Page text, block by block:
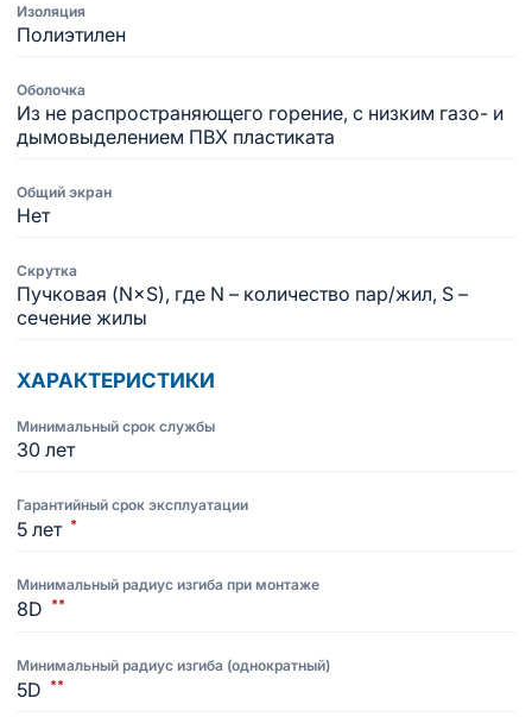
Изоляция
Полиэтилен
Оболочка
Из не распространяющего горение, с низким газо- и
дымовыделением ПВХ пластиката
Общий экран
Нет
Скрутка
Пучковая (N×S), где N – количество пар/жил, S –
сечение жилы
ХАРАКТЕРИСТИКИ
Минимальный срок службы
30 лет
Гарантийный срок эксплуатации
5 лет *
Минимальный радиус изгиба при монтаже
8D **
Минимальный радиус изгиба (однократный)
5D **